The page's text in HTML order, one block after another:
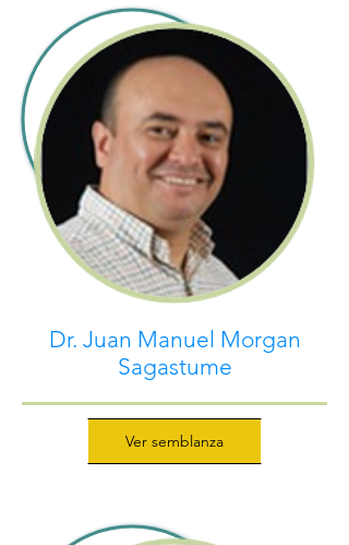
Dr. Juan Manuel Morgan
Sagastume
Ver semblanza